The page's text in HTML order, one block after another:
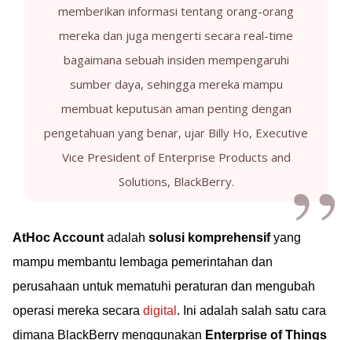
memberikan informasi tentang orang-orang
mereka dan juga mengerti secara real-time
bagaimana sebuah insiden mempengaruhi
sumber daya, sehingga mereka mampu
membuat keputusan aman penting dengan
pengetahuan yang benar, ujar Billy Ho, Executive
Vice President of Enterprise Products and
Solutions, BlackBerry.
AtHoc Account adalah solusi komprehensifyang
mampu membantu lembaga pemerintahan dan
perusahaan untuk mematuhi peraturan dan mengubah
operasi mereka secara digital . Ini adalah salah satu cara
dimana BlackBerry menggunakan Enterprise of Things